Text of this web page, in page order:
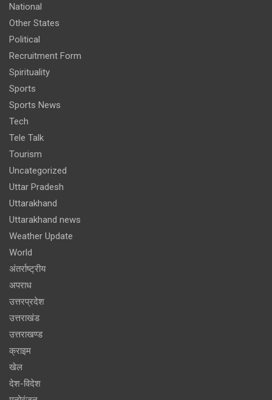
National
Other States
Political
Recruitment Form
Spirituality
Sports
Sports News
Tech
Tele Talk
Tourism
Uncategorized
Uttar Pradesh
Uttarakhand
Uttarakhand news
Weather Update
World
अंतर्राष्ट्रीय
अपराध
उत्तरप्रदेश
उत्तराखंड
उत्तराखण्ड
क्राइम
खेल
देश-विदेश